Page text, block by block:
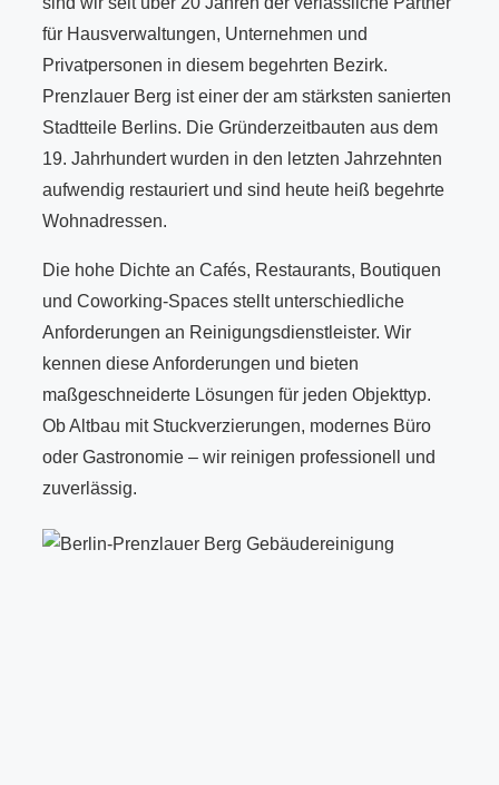
für Hausverwaltungen, Unternehmen und
Privatpersonen in diesem begehrten Bezirk.
Prenzlauer Berg ist einer der am stärksten sanierten
Stadtteile Berlins. Die Gründerzeitbauten aus dem
19. Jahrhundert wurden in den letzten Jahrzehnten
aufwendig restauriert und sind heute heiß begehrte
Wohnadressen.
Die hohe Dichte an Cafés, Restaurants, Boutiquen
und Coworking-Spaces stellt unterschiedliche
Anforderungen an Reinigungsdienstleister. Wir
kennen diese Anforderungen und bieten
maßgeschneiderte Lösungen für jeden Objekttyp.
Ob Altbau mit Stuckverzierungen, modernes Büro
oder Gastronomie – wir reinigen professionell und
zuverlässig.